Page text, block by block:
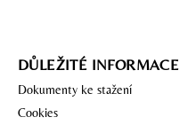
DŮLEŽITÉ INFORMACE
Dokumenty ke stažení
Cookies